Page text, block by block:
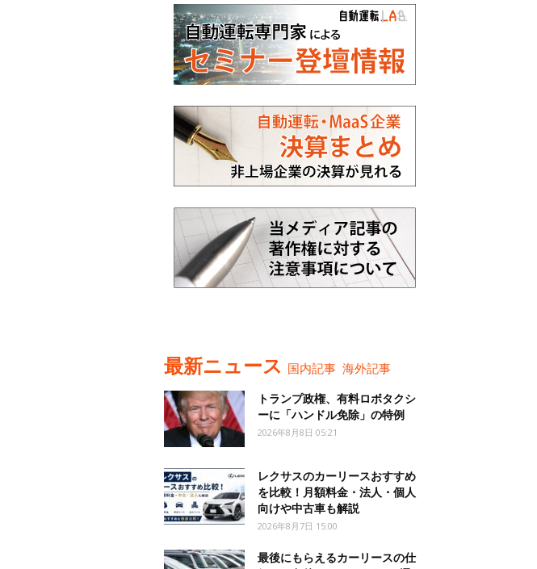
最新ニュース 国内記事 海外記事
トランプ政権、有料ロボタクシ
ーに「ハンドル免除」の特例
2026年8月8日 05:21
レクサスのカーリースおすすめ
を比較！月額料金・法人・個人
向けや中古車も解説
2026年8月7日 15:00
最後にもらえるカーリースの仕